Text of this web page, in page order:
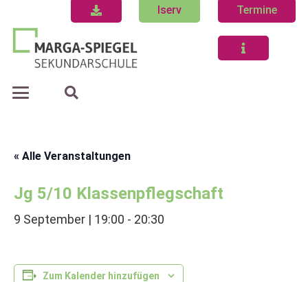
Iserv Termine
« Alle Veranstaltungen
Jg 5/10 Klassenpflegschaft
9 September | 19:00 - 20:30
Zum Kalender hinzufügen